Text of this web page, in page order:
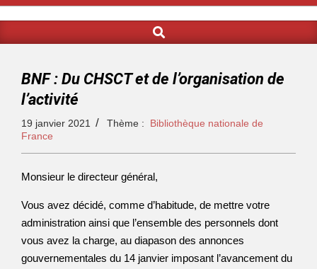
BNF : Du CHSCT et de l’organisation de
l’activité
19 janvier 2021 Thème :
Bibliothèque nationale de
France
Monsieur le directeur général,
Vous avez décidé, comme d’habitude, de mettre votre
administration ainsi que l’ensemble des personnels dont
vous avez la charge, au diapason des annonces
gouvernementales du 14 janvier imposant l’avancement du